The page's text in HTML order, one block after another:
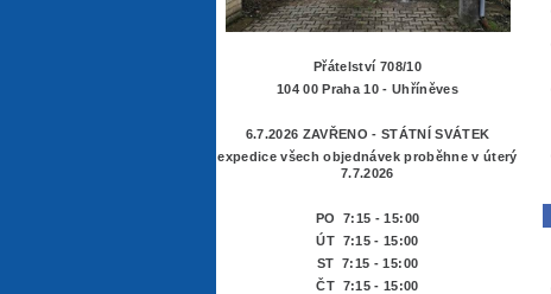
Přátelství 708/10
104 00 Praha 10 - Uhříněves
6.7.2026 ZAVŘENO - STÁTNÍ SVÁTEK
expedice všech objednávek proběhne v úterý
7.7.2026
PO 7:15 - 15:00
ÚT 7:15 - 15:00
ST 7:15 - 15:00
ČT 7:15 - 15:00